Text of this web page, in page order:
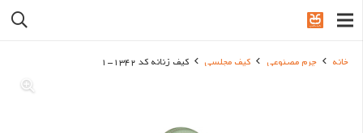
خانه چرم مصنوعی کیف مجلسی کیف زنانه کد 1342-1